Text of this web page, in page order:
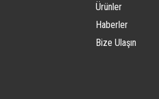
Ürünler
Haberler
Bize Ulaşın